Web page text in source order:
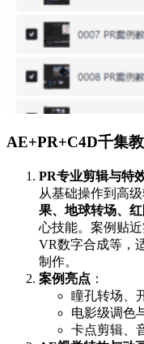
AE+PR+C4D千集
PR专业剪辑与特
从基础操作到高
果、地球转场、
心技能。案例贴
VR数字合成等，
制作。
案例亮点 ：
瞳孔转场、
电影级调色
卡点剪辑、